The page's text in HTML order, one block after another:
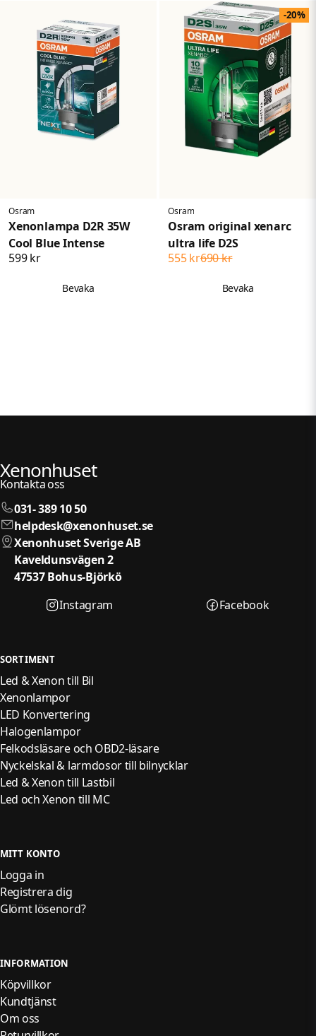
Osram
Xenonlampa D2R 35W
Cool Blue Intense
599 kr
Bevaka
Osram
Osram original xenarc
ultra life D2S
690 kr
555 kr
Bevaka
-20%
Xenonhuset
Kontakta oss
031- 389 10 50
helpdesk@xenonhuset.se
Xenonhuset Sverige AB
Kaveldunsvägen 2
47537 Bohus-Björkö
Instagram
Facebook
SORTIMENT
Led & Xenon till Bil
Xenonlampor
LED Konvertering
Halogenlampor
Felkodsläsare och OBD2-läsare
Nyckelskal & larmdosor till bilnycklar
Led & Xenon till Lastbil
Led och Xenon till MC
MITT KONTO
Logga in
Registrera dig
Glömt lösenord?
INFORMATION
Köpvillkor
Kundtjänst
Om oss